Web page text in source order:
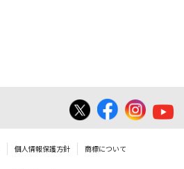
個人情報保護方針 商標について